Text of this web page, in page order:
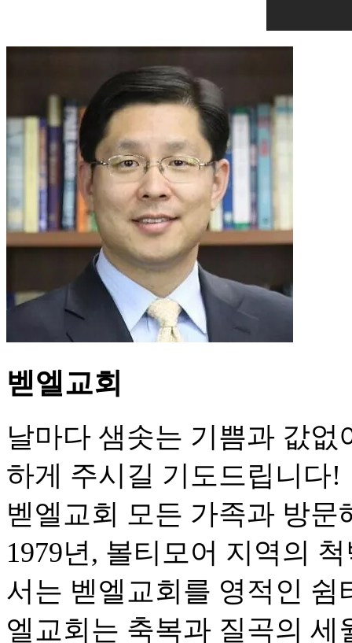
벧엘교회
날마다 샘솟는 기쁨과 값
하게 주시길 기도드립니다!
벧엘교회 모든 가족과 방
1979년, 볼티모어 지역의
서는 벧엘교회를 영적인 쉼
엘교회는 축복과 질곡의